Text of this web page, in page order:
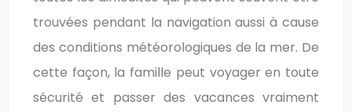
trouvées pendant la navigation aussi à cause
des conditions météorologiques de la mer. De
cette façon, la famille peut voyager en toute
sécurité et passer des vacances vraiment